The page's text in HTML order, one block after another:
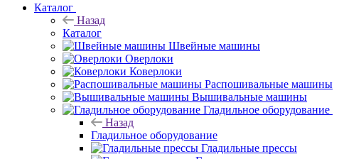
Каталог
Назад
Каталог
Швейные машины
Оверлоки
Коверлоки
Распошивальные машины
Вышивальные машины
Гладильное оборудование
Назад
Гладильное оборудование
Гладильные прессы